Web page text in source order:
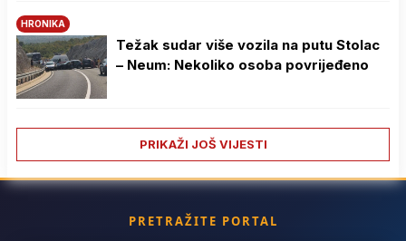
HRONIKA
Težak sudar više vozila na putu Stolac
– Neum: Nekoliko osoba povrijeđeno
PRIKAŽI JOŠ VIJESTI
PRETRAŽITE PORTAL